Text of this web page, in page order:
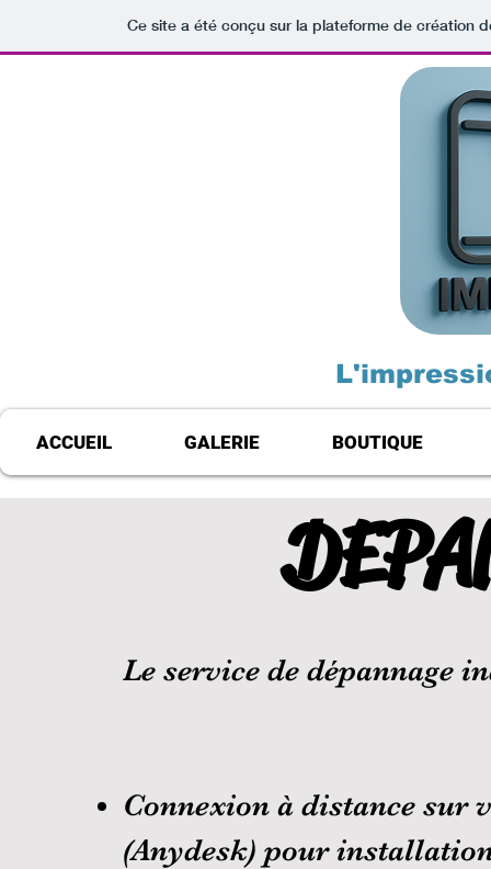
Ce site a été conçu sur la plateforme de création
ACCUEIL GALERIE BOUTIQUE
Le service de dépannage
Connexion à distance
(Anydesk) pour